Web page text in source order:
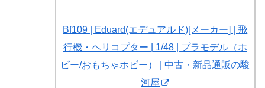
Bf109 | Eduard(エデュアルド)[メーカー] | 飛
行機・ヘリコプター | 1/48 | プラモデル（ホ
ビー/おもちゃホビー） | 中古・新品通販の駿
河屋